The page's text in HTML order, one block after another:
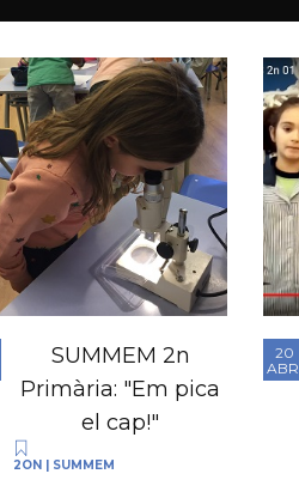
SUMMEM 2n
Primària: "Em pica
el cap!"
2ON SUMMEM
20
ABR.